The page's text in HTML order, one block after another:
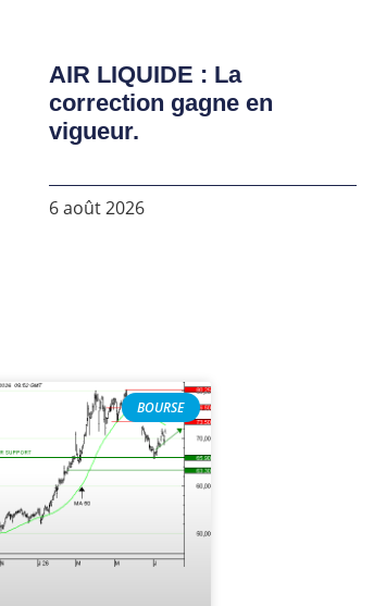
AIR LIQUIDE : La
correction gagne en
vigueur.
6 août 2026
BOURSE